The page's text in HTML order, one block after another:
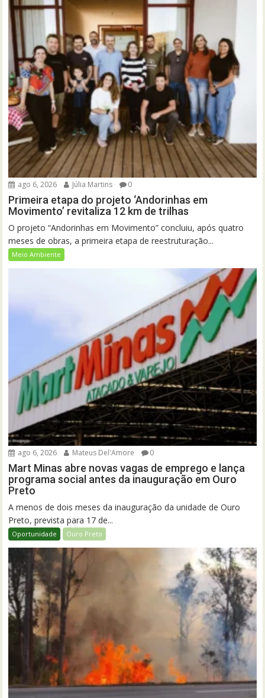
ago 6, 2026 Júlia Martins 0
Primeira etapa do projeto ‘Andorinhas em
Movimento’ revitaliza 12 km de trilhas
O projeto “Andorinhas em Movimento” concluiu, após quatro
meses de obras, a primeira etapa de reestruturação...
Meio Ambiente
ago 6, 2026 Mateus Del'Amore 0
Mart Minas abre novas vagas de emprego e lança
programa social antes da inauguração em Ouro
Preto
A menos de dois meses da inauguração da unidade de Ouro
Preto, prevista para 17 de...
Oportunidade Ouro Preto